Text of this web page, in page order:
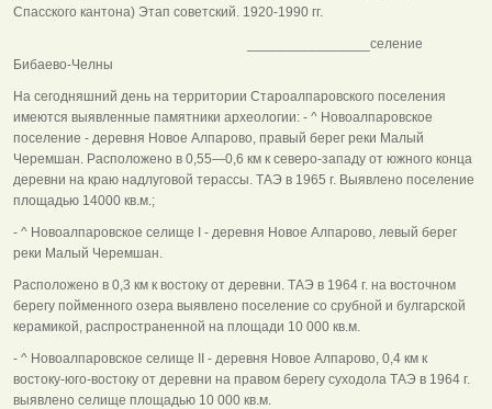
Спасского кантона) Этап советский. 1920-1990 гг.
________________селение
Бибаево-Челны
На сегодняшний день на территории Староалпаровского поселения
имеются выявленные памятники археологии: - ^ Новоалпаровское
поселение - деревня Новое Алпарово, правый берег реки Малый
Черемшан. Расположено в 0,55—0,6 км к северо-западу от южного конца
деревни на краю надлуговой терассы. ТАЭ в 1965 г. Выявлено поселение
площадью 14000 кв.м.;
- ^ Новоалпаровское селище I - деревня Новое Алпарово, левый берег
реки Малый Черемшан.
Расположено в 0,3 км к востоку от деревни. ТАЭ в 1964 г. на восточном
берегу пойменного озера выявлено поселение со срубной и булгарской
керамикой, распространенной на площади 10 000 кв.м.
- ^ Новоалпаровское селище II - деревня Новое Алпарово, 0,4 км к
востоку-юго-востоку от деревни на правом берегу суходола ТАЭ в 1964 г.
выявлено селище площадью 10 000 кв.м.